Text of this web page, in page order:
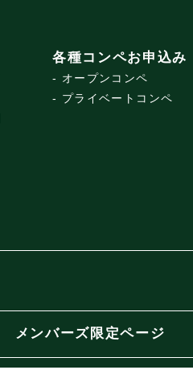
各種コンペお申込み
オープンコンペ
プライベートコンペ
メンバーズ限定ページ